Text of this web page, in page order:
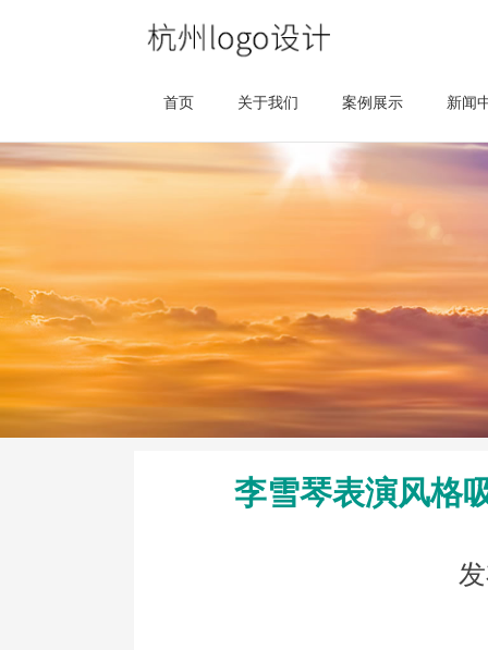
首页 关于我们 案例展示 新闻
李雪琴表演风格